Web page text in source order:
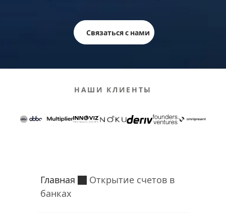
Связаться с нами
НАШИ КЛИЕНТЫ
Главная
Открытие счетов в
банках